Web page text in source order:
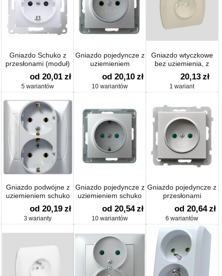
Gniazdo Schuko z
przesłonami (moduł)
16 A
od 20,01 zł
5 wariantów
Gniazdo pojedyncze z
uziemieniem
od 20,10 zł
10 wariantów
Gniazdo wtyczkowe
bez uziemienia, z
przesłonami torów
prądowych
20,13 zł
1 wariant
Gniazdo podwójne z
uziemieniem schuko
od 20,19 zł
3 warianty
Gniazdo pojedyncze z
uziemieniem schuko
od 20,54 zł
10 wariantów
Gniazdo pojedyncze z
przesłonami
od 20,64 zł
6 wariantów